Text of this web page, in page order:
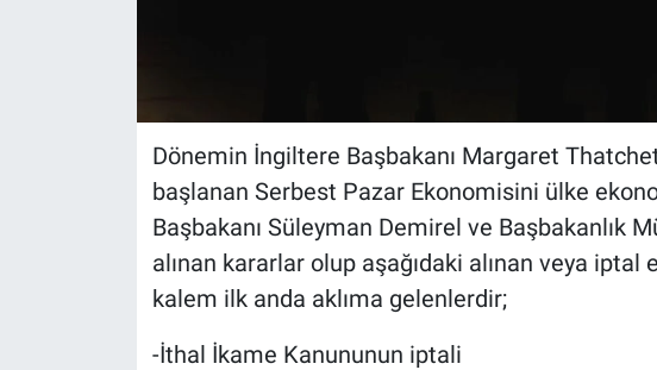
Dönemin İngiltere Başbakanı Margaret
başlanan Serbest Pazar Ekonomisini ülke
Başbakanı Süleyman Demirel ve Başbakanlık
alınan kararlar olup aşağıdaki alınan veya
kalem ilk anda aklıma gelenlerdir;
-İthal İkame Kanununun iptali